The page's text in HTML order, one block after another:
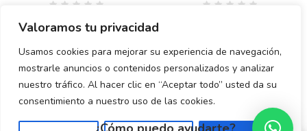
Valoramos tu privacidad
Usamos cookies para mejorar su experiencia de navegación,
mostrarle anuncios o contenidos personalizados y analizar
nuestro tráfico. Al hacer clic en “Aceptar todo” usted da su
consentimiento a nuestro uso de las cookies.
en
5
DIAMOND CAT
MANTENENCE 1 KG
$145.00
5
KG)
$510.00